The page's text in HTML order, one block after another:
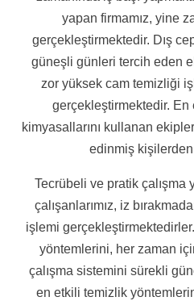
yapan firmamız, yine
gerçekleştirmektedir. Dış
güneşli günleri tercih eden
zor yüksek cam temizliği
gerçekleştirmektedir.
kimyasallarını kullanan
edinmiş kişilerden
Tecrübeli ve pratik çalışma
çalışanlarımız, iz
işlemi
yöntemlerini, her zaman
çalışma sistemini sürekli
en etkili temizlik